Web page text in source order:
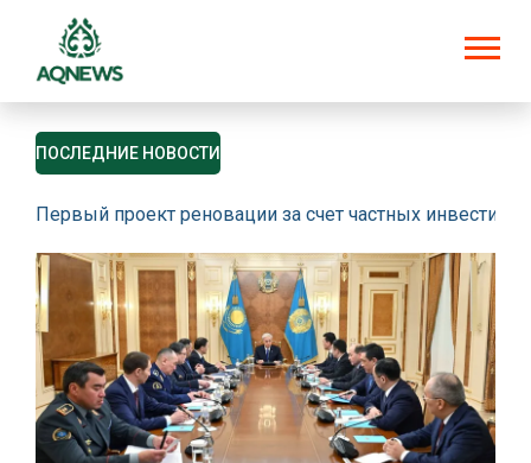
ПОСЛЕДНИЕ НОВОСТИ
Первый проект реновации за счет частных